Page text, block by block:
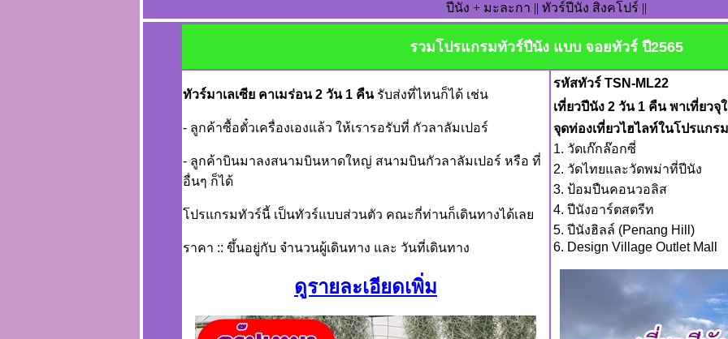
ปีนัง + มะละกา || ทัวร์ปีนัง สิงคโปร์ ||
รวมโปรแกรมทัวร์ปีนัง แบบ จอยทัวร์ ปี2565
ทัวร์มาเลเซีย คาเมร่อน 2 วัน 1 คืนรับส่งที่ไหนก็ได้ เช่น
- ลูกค้าซื้อตั๋วเครื่องเองแล้ว ให้เรารอรับที่ กัวลาลัมเปอร์
- ลูกค้าบินมาลงสนามบินหาดใหญ่ สนามบินกัวลาลัมเปอร์ หรือ ที่
อื่นๆ ก็ได้
โปรแกรมทัวร์นี้ เป็นทัวร์แบบส่วนตัว คณะกี่ท่านก็เดินทางได้เลย
ราคา :: ขึ้นอยู่กับ จำนวนผู้เดินทาง และ วันที่เดินทาง
ดูรายละเอียดเพิ่ม
รหัสทัวร์ TSN-ML22
เที่ยวปีนัง 2 วัน 1 คืน พาเที่ยวจุ
จุดท่องเที่ยวไฮไลท์ในโปรแกรม
1. วัดเก๊กล๊อกซี่
2. วัดไทยและวัดพม่าที่ปีนัง
3. ป้อมปืนคอนวอลิส
4. ปีนังอาร์ตสตรีท
5. ปีนังฮิลล์ (Penang Hill)
6. Design Village Outlet Mall